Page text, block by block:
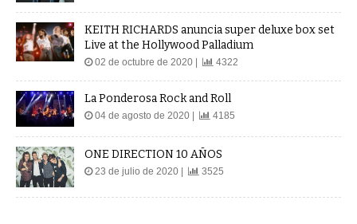
KEITH RICHARDS anuncia super deluxe box set
Live at the Hollywood Palladium
02 de octubre de 2020 | 4322
La Ponderosa Rock and Roll
04 de agosto de 2020 | 4185
ONE DIRECTION 10 AÑOS
23 de julio de 2020 | 3525